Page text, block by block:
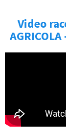
Video